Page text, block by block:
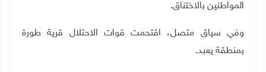
المواطنين بالاختناق.
وفي سياق متصل، اقتحمت قوات الاحتلال قرية طورة
بمنطقة يعبد.